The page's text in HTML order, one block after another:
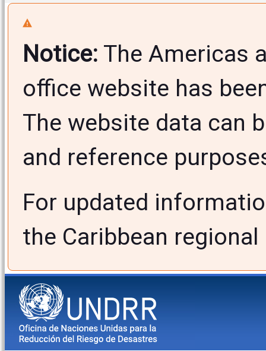
Notice: The Americas
office website has
The website data can
and reference
For updated
the Caribbean